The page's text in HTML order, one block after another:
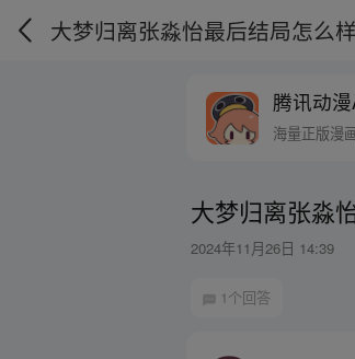
大梦归离张淼怡最后结局怎么
腾讯动
海量正版漫
大梦归离张淼
2024年11月26日 14:39
1个回答